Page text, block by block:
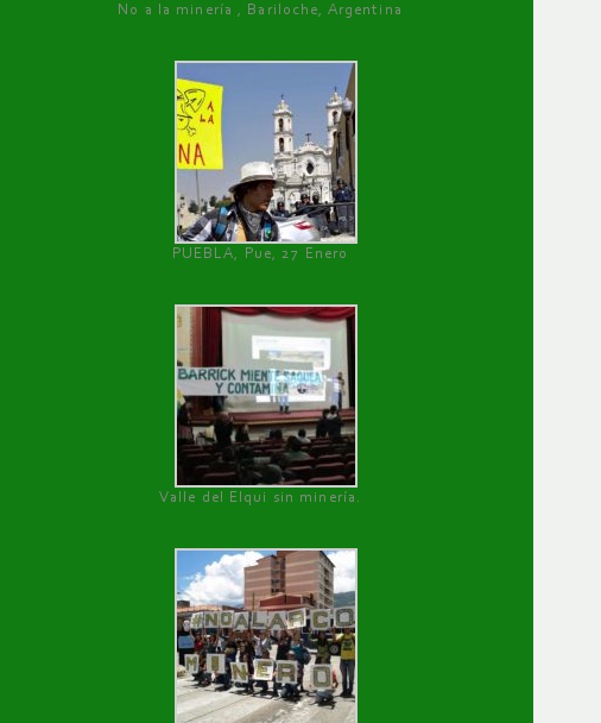
No a la minería , Bariloche, Argentina
PUEBLA, Pue, 27 Enero
Valle del Elqui sin minería.